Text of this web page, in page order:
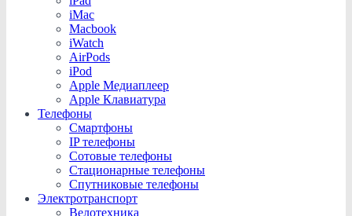
iMac
Macbook
iWatch
AirPods
iPod
Apple Медиаплеер
Apple Клавиатура
Телефоны
Смартфоны
IP телефоны
Сотовые телефоны
Стационарные телефоны
Спутниковые телефоны
Электротранспорт
Велотехника